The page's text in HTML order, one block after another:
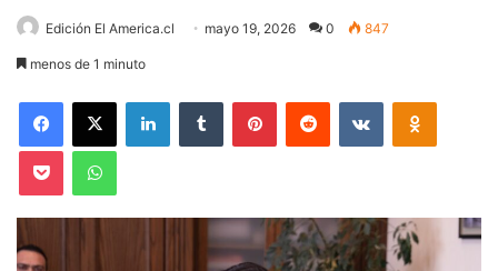
Edición El America.cl mayo 19, 2026 0 847
menos de 1 minuto
Facebook
X LinkedInTumblr PinterestReddit VKontakte
Pocket WhatsApp